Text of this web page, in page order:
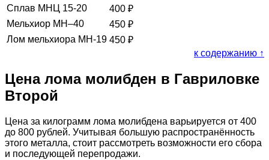
Сплав МНЦ 15-20
400 ₽
Мельхиор МН–40
450 ₽
Лом мельхиора МН-19 450 ₽
к содержанию ↑
Цена лома молибден в Гавриловке
Второй
Цена за килограмм лома молибдена варьируется от 400
до 800 рублей. Учитывая большую распространённость
этого металла, стоит рассмотреть возможности его сбора
и последующей перепродажи.